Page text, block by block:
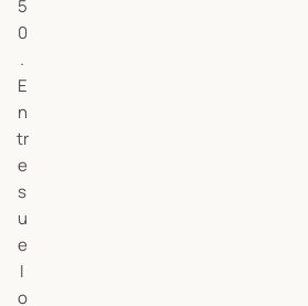
5
0
.
E
n
tr
e
s
u
e
l
o